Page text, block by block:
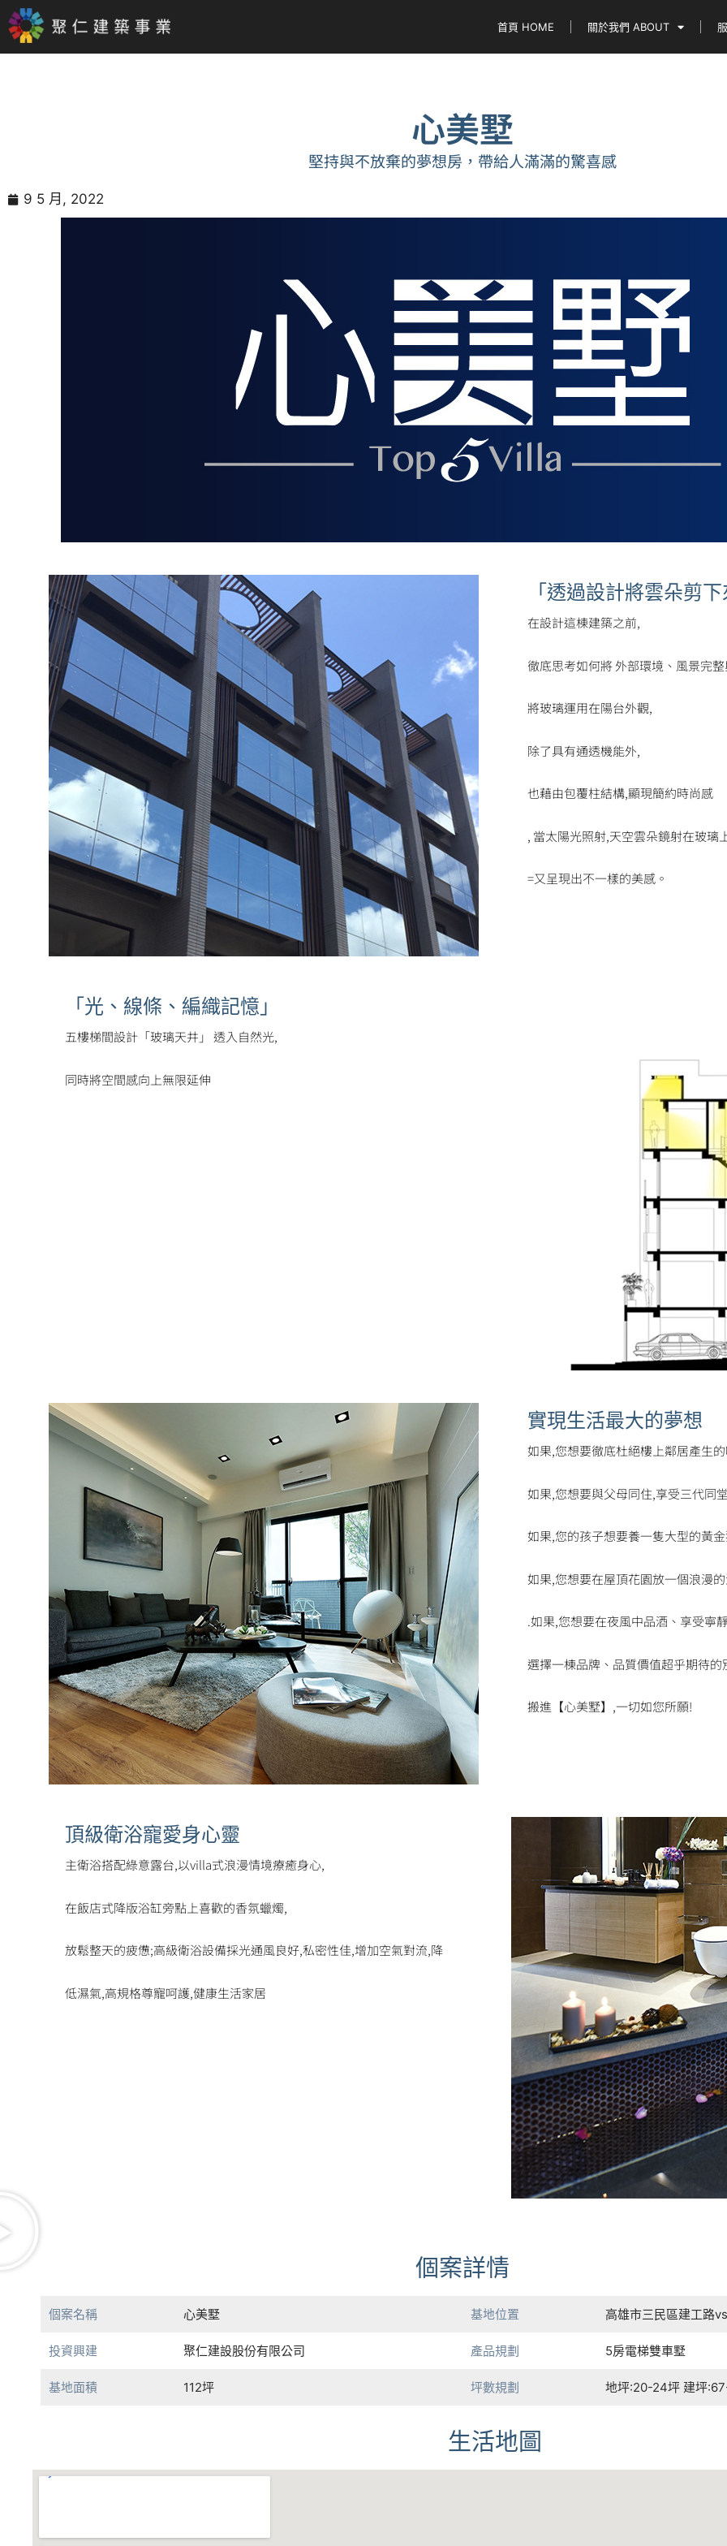
首頁 HOME 關於我們 ABOUT
心美墅
堅持與不放棄的夢想房，帶給人滿滿的驚喜感
9 5 月, 2022
「透過設計將雲朵剪
在設計這棟建築之前,
徹底思考如何將 外部環境、風景完
將玻璃運用在陽台外觀,
除了具有通透機能外,
也藉由包覆柱結構,顯現簡約時尚感
, 當太陽光照射,天空雲朵鏡射在玻璃
=又呈現出不一樣的美感。
「光、線條、編織記憶」
五樓梯間設計「玻璃天井」 透入自然光,
同時將空間感向上無限延伸
實現生活最大的夢想
如果,您想要徹底杜絕樓上鄰居產生
如果,您想要與父母同住,享受三代同
如果,您的孩子想要養一隻大型的黃
如果,您想要在屋頂花園放一個浪漫
.如果,您想要在夜風中品酒、享受寧
選擇一棟品牌、品質價值超乎期待的
搬進【心美墅】,一切如您所願!
頂級衛浴寵愛身心靈
主衛浴搭配綠意露台,以villa式浪漫情境療癒身心,
在飯店式降版浴缸旁點上喜歡的香氛蠟燭,
放鬆整天的疲憊;高級衛浴設備採光通風良好,私密性佳,增加空氣對流,降
低濕氣,高規格尊寵呵護,健康生活家居
個案詳情
個案名稱 心美墅 基地位置 高雄市三民區建工路
投資興建 聚仁建設股份有限公司 產品規劃 5房電梯雙車墅
基地面積 112坪 坪數規劃 地坪:20-24坪 建坪
生活地圖